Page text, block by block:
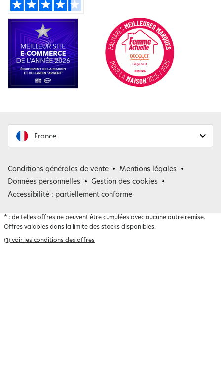
France
Belgique
Conditions générales de vente
Mentions légales
Données personnelles
Gestion des cookies
Accessibilité : partiellement conforme
* : de telles offres ne peuvent être cumulées avec aucune autre remise.
Offres valables dans la limite des stocks disponibles.
(1) voir les conditions des offres